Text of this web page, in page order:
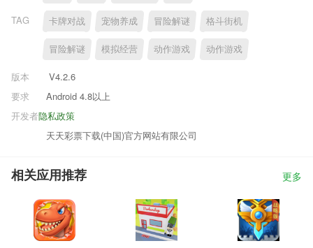
TAG 卡牌对战 宠物养成 冒险解谜 格斗街机
冒险解谜 模拟经营 动作游戏 动作游戏
版本
V4.2.6
要求
Android 4.8以上
隐私政策
开发者
天天彩票下载(中国)官方网站有限公司
相关应用推荐 更多